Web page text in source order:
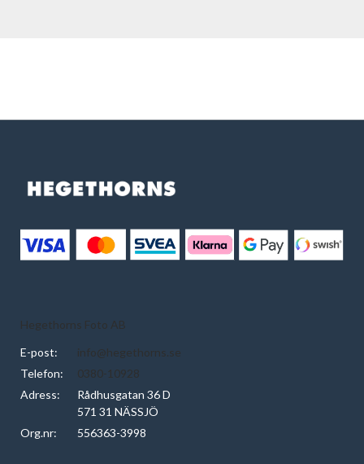
Hegethorns Foto AB
E-post:
info@hegethorns.se
Telefon:
0380-10928
Adress:
Rådhusgatan 36 D
571 31 NÄSSJÖ
Org.nr:
556363-3998